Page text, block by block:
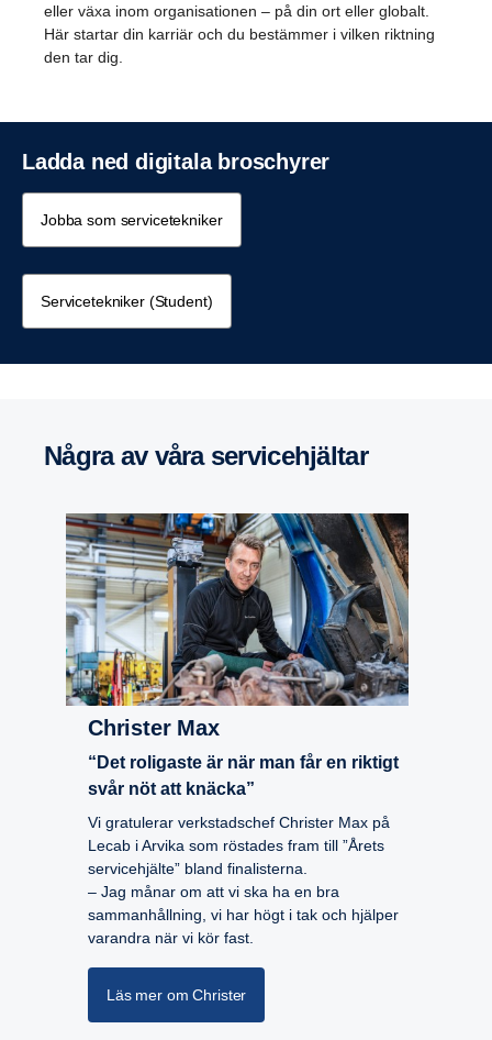
eller växa inom organisationen – på din ort eller globalt.
Här startar din karriär och du bestämmer i vilken riktning
den tar dig.
Ladda ned digitala broschyrer
Jobba som servicetekniker
Servicetekniker (Student)
Några av våra service­hjältar
Christer Max
“Det roligaste är när man får en riktigt
svår nöt att knäcka”
Vi gratulerar verkstadschef Christer Max på
Lecab i Arvika som röstades fram till ”Årets
servicehjälte” bland finalisterna.
– Jag månar om att vi ska ha en bra
sammanhållning, vi har högt i tak och hjälper
varandra när vi kör fast.
Läs mer om Christer